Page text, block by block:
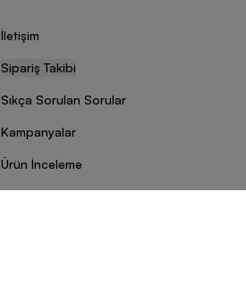
İletişim
Sipariş Takibi
Sıkça Sorulan Sorular
Kampanyalar
Ürün İnceleme